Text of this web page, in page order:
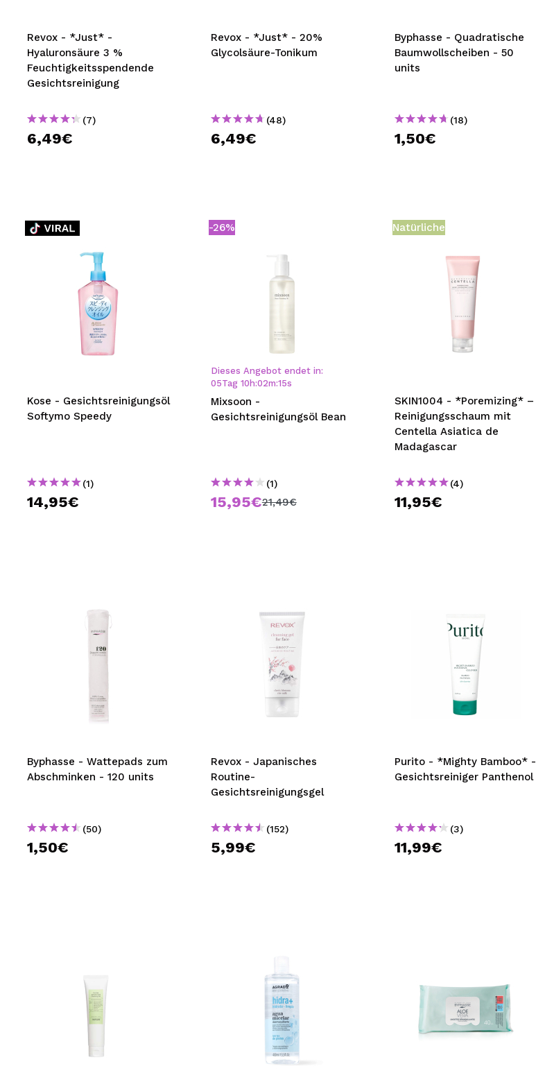
Revox - *Just* -
Hyaluronsäure 3 %
Feuchtigkeitsspendende
Gesichtsreinigung
(7)
6,49€
Revox - *Just* - 20%
Glycolsäure-Tonikum
(48)
6,49€
Byphasse - Quadratische
Baumwollscheiben - 50
units
(18)
1,50€
Kose - Gesichtsreinigungsöl
Softymo Speedy
(1)
14,95€
-26%
Dieses Angebot endet in:
05Tag 10 h:02m:15s
Mixsoon -
Gesichtsreinigungsöl Bean
(1)
15,95€21,49€
Natürliche
SKIN1004 - *Poremizing* –
Reinigungsschaum mit
Centella Asiatica de
Madagascar
(4)
11,95€
Byphasse - Wattepads zum
Abschminken - 120 units
(50)
1,50€
Revox - Japanisches
Routine-
Gesichtsreinigungsgel
(152)
5,99€
Purito - *Mighty Bamboo* -
Gesichtsreiniger Panthenol
(3)
11,99€